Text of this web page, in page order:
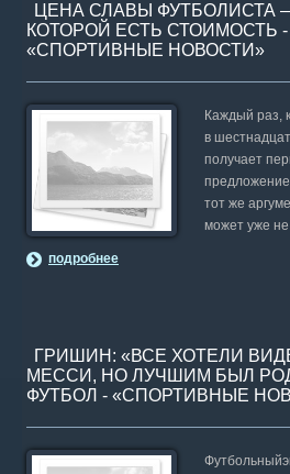
ЦЕНА СЛАВЫ ФУТБОЛИСТА
КОТОРОЙ ЕСТЬ СТОИМОСТЬ
«СПОРТИВНЫЕ НОВОСТИ»
Каждый раз,
в
получает
тот же
может уже не
подробнее
ГРИШИН: «ВСЕ ХОТЕЛИ
МЕССИ, НО ЛУЧШИМ БЫЛ
ФУТБОЛ - «СПОРТИВНЫЕ